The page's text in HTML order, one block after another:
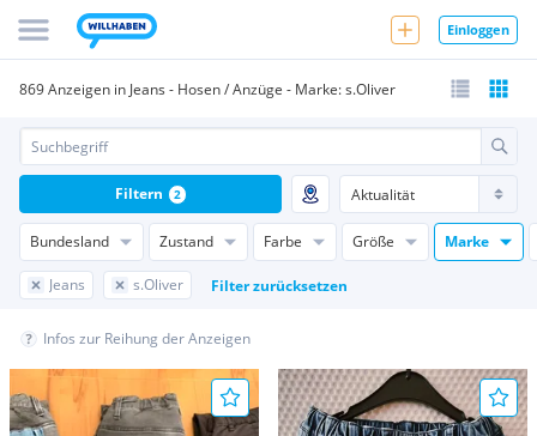
Einloggen
869 Anzeigen in Jeans - Hosen / Anzüge - Marke: s.Oliver
Bundesland Zustand Farbe Größe Marke
Jeans s.Oliver Filter zurücksetzen
Filtern 2
Infos zur Reihung der Anzeigen